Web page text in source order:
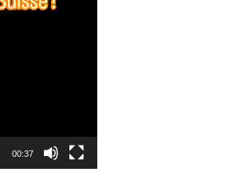
00:37